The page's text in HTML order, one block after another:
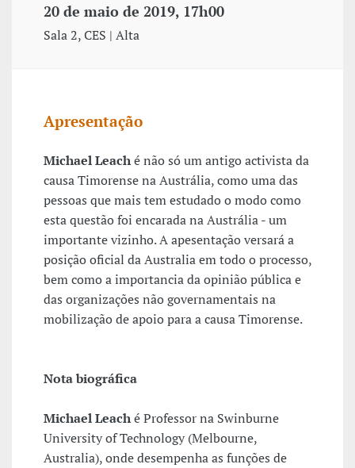
20 de maio de 2019, 17h00
Sala 2, CES | Alta
Apresentação
Michael Leaché não só um antigo activista da
causa Timorense na Austrália, como uma das
pessoas que mais tem estudado o modo como
esta questão foi encarada na Austrália - um
importante vizinho. A apesentação versará a
posição oficial da Australia em todo o processo,
bem como a importancia da opinião pública e
das organizações não governamentais na
mobilização de apoio para a causa Timorense.
Nota biográfica
Michael Leaché Professor na Swinburne
University of Technology (Melbourne,
Australia), onde desempenha as funções de